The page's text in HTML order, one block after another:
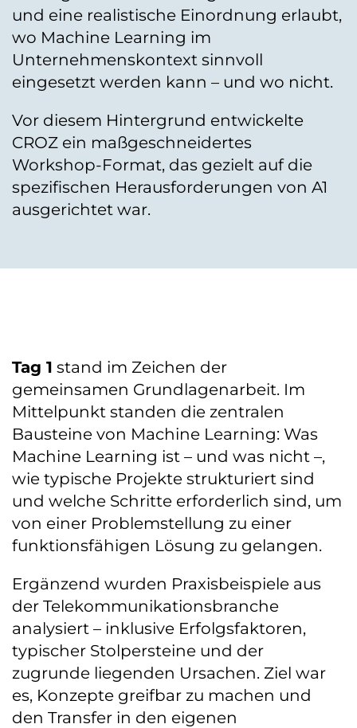
und eine realistische Einordnung erlaubt,
wo Machine Learning im
Unternehmenskontext sinnvoll
eingesetzt werden kann – und wo nicht.
Vor diesem Hintergrund entwickelte
CROZ ein maßgeschneidertes
Workshop-Format, das gezielt auf die
spezifischen Herausforderungen von A1
ausgerichtet war.
Tag 1 stand im Zeichen der
gemeinsamen Grundlagenarbeit. Im
Mittelpunkt standen die zentralen
Bausteine von Machine Learning: Was
Machine Learning ist – und was nicht –,
wie typische Projekte strukturiert sind
und welche Schritte erforderlich sind, um
von einer Problemstellung zu einer
funktionsfähigen Lösung zu gelangen.
Ergänzend wurden Praxisbeispiele aus
der Telekommunikationsbranche
analysiert – inklusive Erfolgsfaktoren,
typischer Stolpersteine und der
zugrunde liegenden Ursachen. Ziel war
es, Konzepte greifbar zu machen und
den Transfer in den eigenen